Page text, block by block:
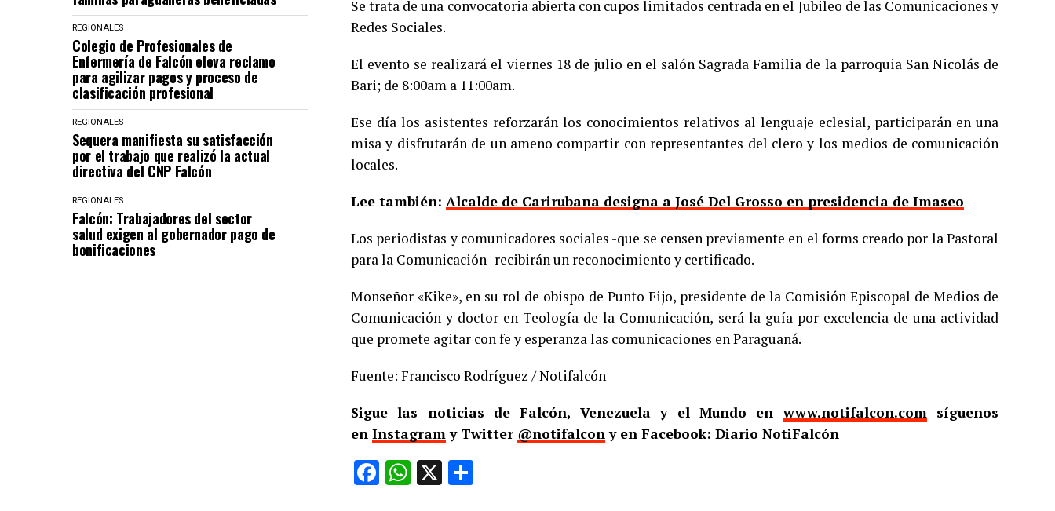
REGIONALES
Colegio de Profesionales de
Enfermería de Falcón eleva reclamo
para agilizar pagos y proceso de
clasificación profesional
REGIONALES
Sequera manifiesta su satisfacción
por el trabajo que realizó la actual
directiva del CNP Falcón
REGIONALES
Falcón: Trabajadores del sector
salud exigen al gobernador pago de
bonificaciones
Se trata de una convocatoria abierta con cupos limitados centrada en el Jubileo de las Comunicaciones y
Redes Sociales.
El evento se realizará el viernes 18 de julio en el salón Sagrada Familia de la parroquia San Nicolás de
Bari; de 8:00am a 11:00am.
Ese día los asistentes reforzarán los conocimientos relativos al lenguaje eclesial, participarán en una
misa y disfrutarán de un ameno compartir con representantes del clero y los medios de comunicación
locales.
Lee también: Alcalde de Carirubana designa a José Del Grosso en presidencia de Imaseo
Los periodistas y comunicadores sociales -que se censen previamente en el forms creado por la Pastoral
para la Comunicación- recibirán un reconocimiento y certificado.
Monseñor «Kike», en su rol de obispo de Punto Fijo, presidente de la Comisión Episcopal de Medios de
Comunicación y doctor en Teología de la Comunicación, será la guía por excelencia de una actividad
que promete agitar con fe y esperanza las comunicaciones en Paraguaná.
Fuente: Francisco Rodríguez / Notifalcón
Sigue las noticias de Falcón, Venezuela y el Mundo enwww.notifalcon.comsíguenos
en Instagramy Twitter @notifalcony en Facebook: Diario NotiFalcón
Facebook
WhatsApp
X